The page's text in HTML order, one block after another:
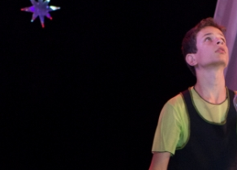
Финал
цирковых коллективов
Приднестровского
Образцовый эстрадно-цирковой
Протягайловка, г. Бендеры ,